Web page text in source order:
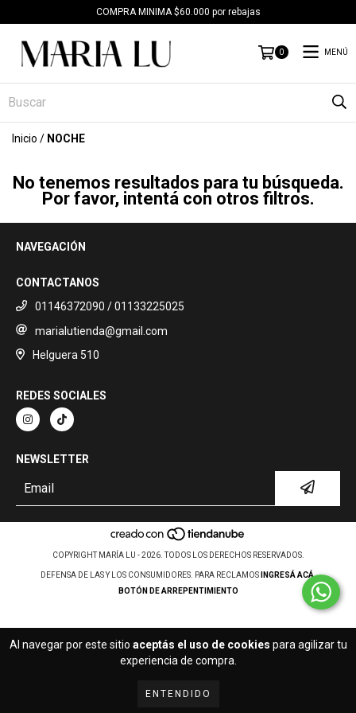
Al navegar por este sitio aceptás el uso de cookies para agilizar tu
experiencia de compra.
ENTENDIDO
COMPRA MINIMA $60.000 por rebajas
0 MENÚ
Inicio / NOCHE
No tenemos resultados para tu búsqueda.
Por favor, intentá con otros filtros.
NAVEGACIÓN
CONTACTANOS
01146372090 / 01133225025
marialutienda@gmail.com
Helguera 510
REDES SOCIALES
NEWSLETTER
COPYRIGHT MARÍA LU - 2026. TODOS LOS DERECHOS RESERVADOS.
DEFENSA DE LAS Y LOS CONSUMIDORES. PARA RECLAMOS
INGRESÁ ACÁ.
BOTÓN DE ARREPENTIMIENTO